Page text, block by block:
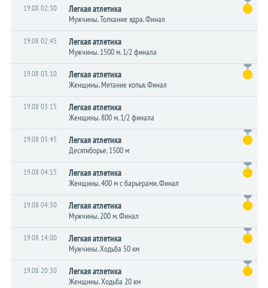
19.08 02:30 Легкая атлетика
Мужчины. Толкание ядра. Финал
19.08 02:45 Легкая атлетика
Мужчины. 1500 м. 1/2 финала
19.08 03:10 Легкая атлетика
Женщины. Метание копья. Финал
19.08 03:15 Легкая атлетика
Женщины. 800 м. 1/2 финала
19.08 03:45 Легкая атлетика
Десятиборье. 1500 м
19.08 04:15 Легкая атлетика
Женщины. 400 м с барьерами. Финал
19.08 04:30 Легкая атлетика
Мужчины. 200 м. Финал
19.08 14:00 Легкая атлетика
Мужчины. Ходьба 50 км
19.08 20:30 Легкая атлетика
Женщины. Ходьба 20 км